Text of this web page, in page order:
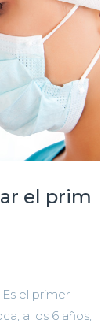
el prim
el primer
a los 6 años,